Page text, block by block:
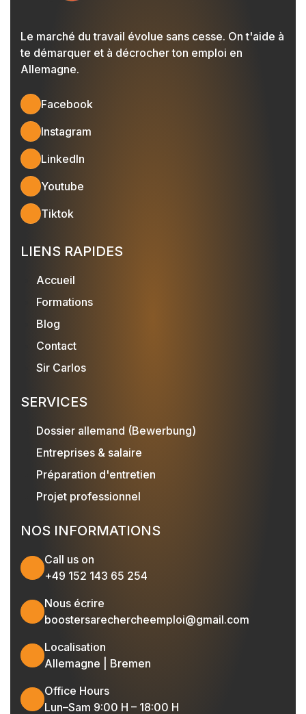
Le marché du travail évolue sans cesse. On t'aide à
te démarquer et à décrocher ton emploi en
Allemagne.
Facebook
Instagram
LinkedIn
Youtube
Tiktok
LIENS RAPIDES
Accueil
Formations
Blog
Contact
Sir Carlos
SERVICES
Dossier allemand (Bewerbung)
Entreprises & salaire
Préparation d'entretien
Projet professionnel
NOS INFORMATIONS
Call us on
+49 152 143 65 254
Nous écrire
boostersarechercheemploi@gmail.com
Localisation
Allemagne | Bremen
Office Hours
Lun–Sam 9:00 H – 18:00 H